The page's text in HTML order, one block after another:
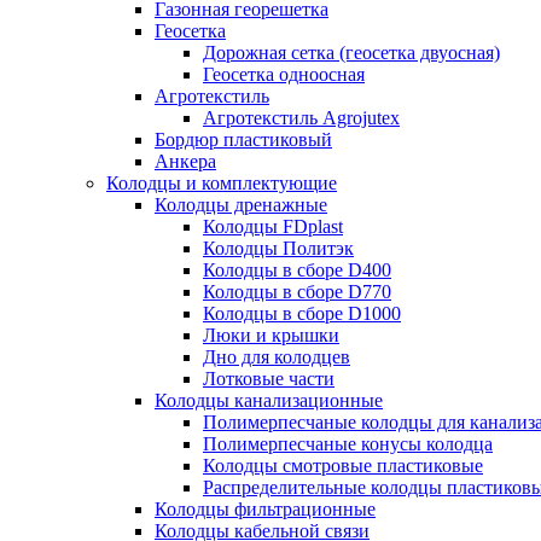
Газонная георешетка
Геосетка
Дорожная сетка (геосетка двуосная)
Геосетка одноосная
Агротекстиль
Агротекстиль Agrojutex
Бордюр пластиковый
Анкера
Колодцы и комплектующие
Колодцы дренажные
Колодцы FDplast
Колодцы Политэк
Колодцы в сборе D400
Колодцы в сборе D770
Колодцы в сборе D1000
Люки и крышки
Дно для колодцев
Лотковые части
Колодцы канализационные
Полимерпесчаные колодцы для
Полимерпесчаные конусы колодца
Колодцы смотровые пластиковые
Распределительные колодцы
Колодцы фильтрационные
Колодцы кабельной связи